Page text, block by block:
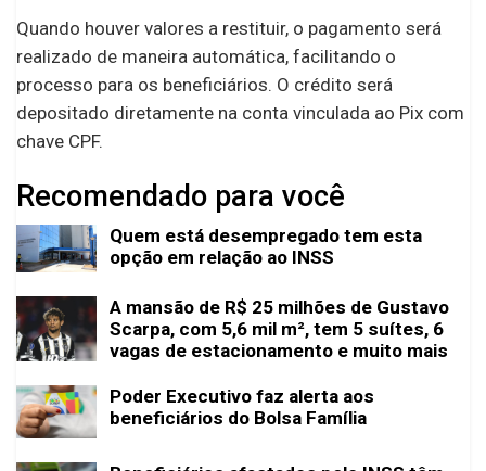
Quando houver valores a restituir, o pagamento será
realizado de maneira automática, facilitando o
processo para os beneficiários. O crédito será
depositado diretamente na conta vinculada ao Pix com
chave CPF.
Recomendado para você
Quem está desempregado tem esta
opção em relação ao INSS
A mansão de R$ 25 milhões de Gustavo
Scarpa, com 5,6 mil m², tem 5 suítes, 6
vagas de estacionamento e muito mais
Poder Executivo faz alerta aos
beneficiários do Bolsa Família